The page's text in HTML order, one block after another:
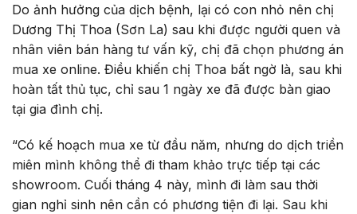
Do ảnh hưởng của dịch bệnh, lại có con nhỏ nên chị
Dương Thị Thoa (Sơn La) sau khi được người quen và
nhân viên bán hàng tư vấn kỹ, chị đã chọn phương án
mua xe online. Điều khiến chị Thoa bất ngờ là, sau khi
hoàn tất thủ tục, chỉ sau 1 ngày xe đã được bàn giao
tại gia đình chị.
“Có kế hoạch mua xe từ đầu năm, nhưng do dịch triền
miên mình không thể đi tham khảo trực tiếp tại các
showroom. Cuối tháng 4 này, mình đi làm sau thời
gian nghỉ sinh nên cần có phương tiện đi lại. Sau khi